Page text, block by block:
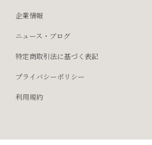
企業情報
ニュース・ブログ
特定商取引法に基づく表記
プライバシーポリシー
利用規約